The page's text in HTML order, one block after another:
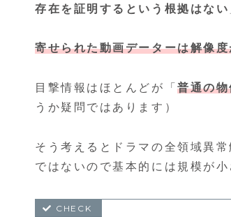
存在を証明するという根拠はない
寄せられた動画データーは解像
目撃情報はほとんどが「普通の
うか疑問ではあります）
そう考えるとドラマの全領域異
ではないので基本的には規模が